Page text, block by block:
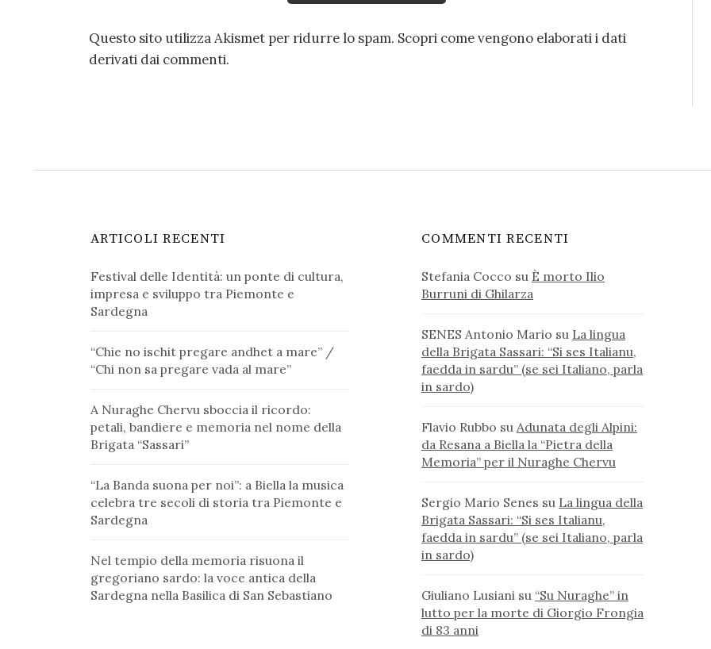
Questo sito utilizza Akismet per ridurre lo spam. Scopri come vengono elaborati i dati
derivati dai commenti.
ARTICOLI RECENTI
Festival delle Identità: un ponte di cultura,
impresa e sviluppo tra Piemonte e
Sardegna
“Chie no ischit pregare andhet a mare” /
“Chi non sa pregare vada al mare”
A Nuraghe Chervu sboccia il ricordo:
petali, bandiere e memoria nel nome della
Brigata “Sassari”
“La Banda suona per noi”: a Biella la musica
celebra tre secoli di storia tra Piemonte e
Sardegna
Nel tempio della memoria risuona il
gregoriano sardo: la voce antica della
Sardegna nella Basilica di San Sebastiano
COMMENTI RECENTI
Stefania Cocco su È morto Ilio
Burruni di Ghilarza
SENES Antonio Mario su La lingua
della Brigata Sassari: “Si ses Italianu,
faedda in sardu” (se sei Italiano, parla
in sardo)
Flavio Rubbo su Adunata degli Alpini:
da Resana a Biella la “Pietra della
Memoria” per il Nuraghe Chervu
Sergio Mario Senes su La lingua della
Brigata Sassari: “Si ses Italianu,
faedda in sardu” (se sei Italiano, parla
in sardo)
Giuliano Lusiani su “Su Nuraghe” in
lutto per la morte di Giorgio Frongia
di 83 anni